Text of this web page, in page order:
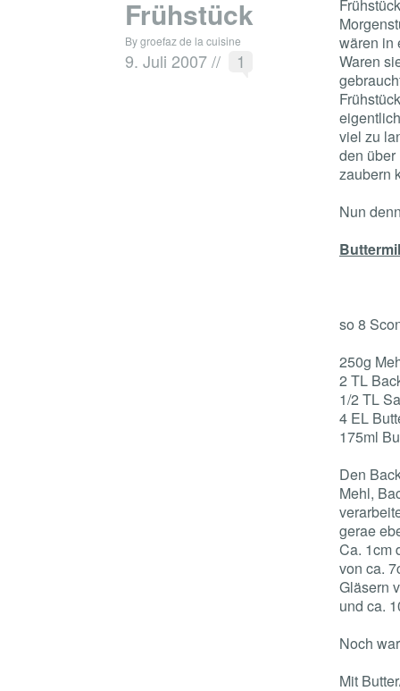
Frühstück
By groefaz de la cuisine
9. Juli 2007// 1
wären in
Waren
viel zu
den
zaubern
Nun
so 8
250g
2 TL
1/2 TL
4 EL
175ml
Den
Mehl,
gerae
Ca. 1cm
von ca.
Gläsern
und ca.
Noch
Mit